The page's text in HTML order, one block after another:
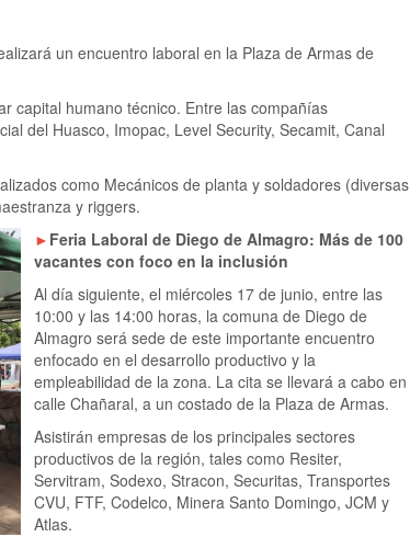
un encuentro laboral en la Plaza de Armas de
capital humano técnico. Entre las compañías
del Huasco, Imopac, Level Security, Secamit, Canal
como Mecánicos de planta y soldadores (diversas
y riggers.
► Feria Laboral de Diego de Almagro: Más de 100
vacantes con foco en la inclusión
Al día siguiente, el miércoles 17 de junio, entre las
10:00 y las 14:00 horas, la comuna de Diego de
Almagro será sede de este importante encuentro
enfocado en el desarrollo productivo y la
empleabilidad de la zona. La cita se llevará a cabo en
calle Chañaral, a un costado de la Plaza de Armas.
Asistirán empresas de los principales sectores
productivos de la región, tales como Resiter,
Servitram, Sodexo, Stracon, Securitas, Transportes
CVU, FTF, Codelco, Minera Santo Domingo, JCM y
Atlas.